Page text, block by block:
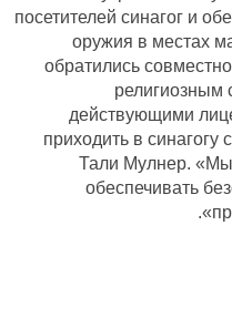
посетителей синагог и
оружия в местах
обратились
религиозным
действующими
приходить в
Тали Мулнер.
обеспечивать